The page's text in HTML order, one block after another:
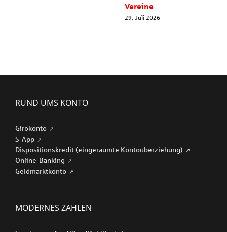
Vereine
29. Juli 2026
RUND UMS KONTO
Girokonto
S-App
Dispositionskredit (eingeräumte Kontoüberziehung)
Online-Banking
Geldmarktkonto
MODERNES ZAHLEN